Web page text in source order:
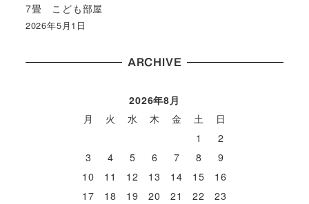
7畳 こども部屋
2026年5月1日
ARCHIVE
2026年8月
月
火 水 木 金 土
日
1
2
3
4 5 6 7 8
9
10
11 12 13 14 15
16
17
18 19 20 21 22
23